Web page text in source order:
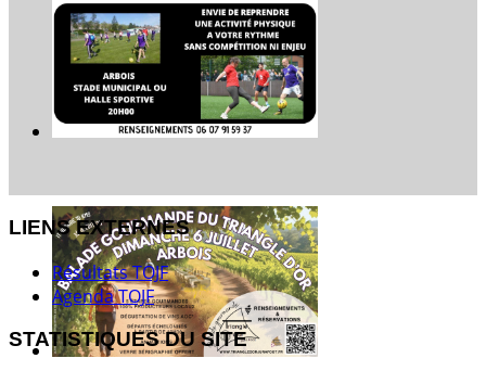
LIENS EXTERNES
Résultats TOJF
Agenda TOJF
STATISTIQUES DU SITE